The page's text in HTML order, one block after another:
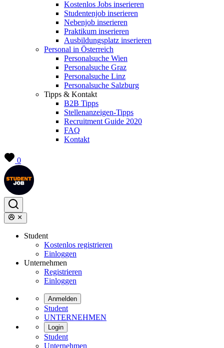
Kostenlos Jobs inserieren
Studentenjob inserieren
Nebenjob inserieren
Praktikum inserieren
Ausbildungsplatz inserieren
Personal in Österreich
Personalsuche Wien
Personalsuche Graz
Personalsuche Linz
Personalsuche Salzburg
Tipps & Kontakt
B2B Tipps
Stellenanzeigen-Tipps
Recruitment Guide 2020
FAQ
Kontakt
0
Student
Kostenlos registrieren
Einloggen
Unternehmen
Registrieren
Einloggen
Anmelden
Student
UNTERNEHMEN
Login
Student
Unternehmen